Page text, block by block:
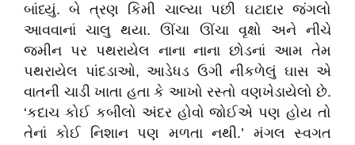
બાંધ્યું. બે ત્રણ કિમી ચાલ્યા પછી ઘટાદાર જંગલો
આવવાનાં ચાલુ થયા. ઊંચા ઊંચા વૃક્ષો અને નીચે
જમીન પર પથરાયેલ નાના નાના છોડનાં આમ તેમ
પથરાયેલ પાંદડાઓ, આડેધડ ઉગી નીકળેલું ઘાસ એ
વાતની ચાડી ખાતા હતા કે આખો રસ્તો વણખેડાયેલો છે.
‘કદાચ કોઈ કબીલો અંદર હોવો જોઈએ પણ હોય તો
તેનાં કોઈ નિશાન પણ મળતા નથી.’ મંગલ સ્વગત